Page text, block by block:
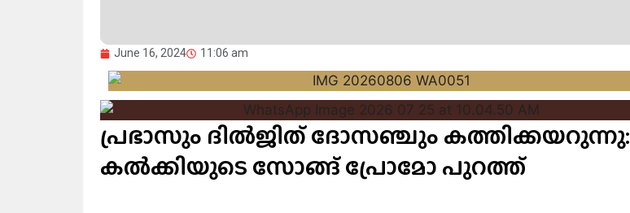
June 16, 2024 11:06 am
പ്രഭാസും ദില്‍ജിത് ദോസഞ്ചും കത്തിക്കയറുന്നു:
കല്‍ക്കിയുടെ സോങ്ങ് പ്രോമോ പുറത്ത്